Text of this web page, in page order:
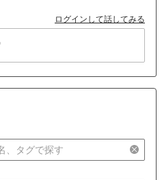
ログインして話してみる